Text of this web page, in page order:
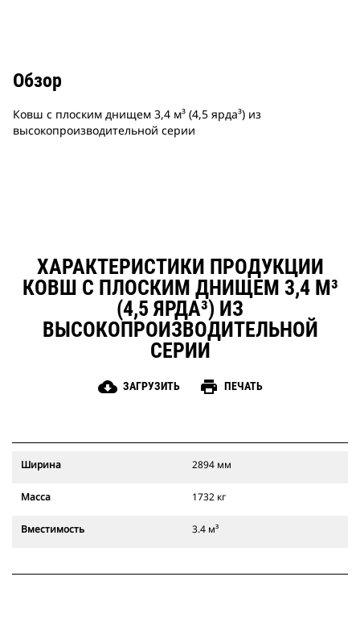
Обзор
Ковш с плоским днищем 3,4 м³ (4,5 ярда³) из
высокопроизводительной серии
ХАРАКТЕРИСТИКИ ПРОДУКЦИИ
КОВШ С ПЛОСКИМ ДНИЩЕМ 3,4 М³
(4,5 ЯРДА³) ИЗ
ВЫСОКОПРОИЗВОДИТЕЛЬНОЙ
СЕРИИ
cloud_download ЗАГРУЗИТЬ print ПЕЧАТЬ
Ширина 2894 мм
Масса 1732 кг
Вместимость 3.4 м³